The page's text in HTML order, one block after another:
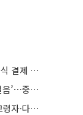
가입 문턱 낮추는 토스 페이스페이⋯얼굴인식 결제 확산 속도낸다
5대 은행, 상반기 9조 벌었지만 ‘건전성 뒷걸음’⋯중기대출 문턱 높아지나
세제 개편에 복잡해진 자산가 셈법⋯강남 고령자·다주택자 ‘자산재편 고심’